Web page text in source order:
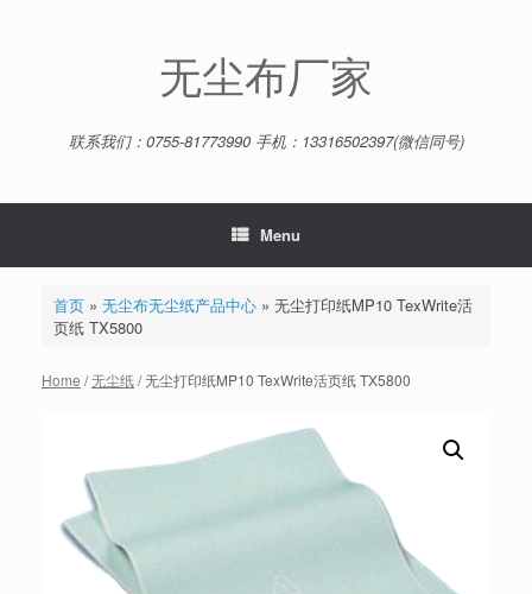
无尘布厂家
联系我们：0755-81773990 手机：13316502397(微信同号)
Menu
首页» 无尘布无尘纸产品中心» 无尘打印纸MP10 TexWrite活
页纸 TX5800
Home /无尘纸/ 无尘打印纸MP10 TexWrite活页纸 TX5800